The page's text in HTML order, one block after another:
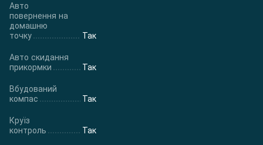
Авто
повернення на
домашню
точку
Так
Авто скидання
прикормки
Так
Вбудований
компас
Так
Круїз
контроль
Так